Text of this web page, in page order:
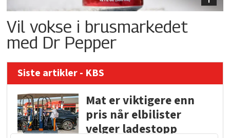
Vil vokse i brusmarkedet
med Dr Pepper
Siste artikler - KBS
Mat er viktigere enn
pris når elbilister
velger ladestopp